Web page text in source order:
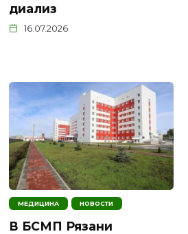
диализ
16.07.2026
МЕДИЦИНА НОВОСТИ
В БСМП Рязани